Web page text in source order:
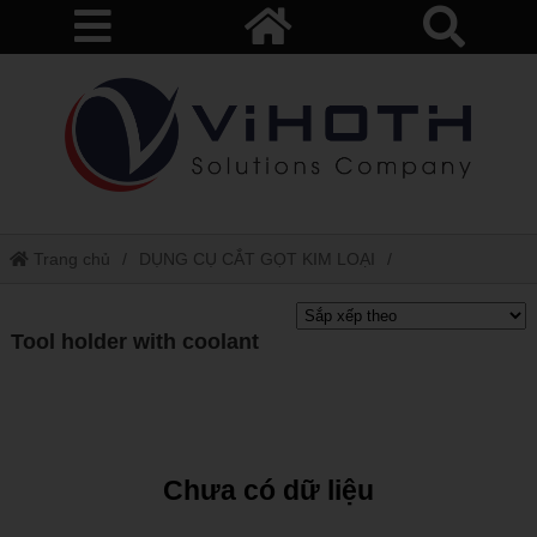
Trang chủ DỤNG CỤ CẮT GỌT KIM LOẠI
Tool holder with coolant
Chưa có dữ liệu